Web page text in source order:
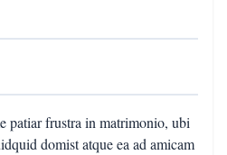
patiar frustra in matrimonio, ubi
domist atque ea ad amicam